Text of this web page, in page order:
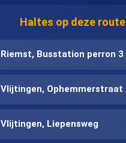
Haltes op deze route
Riemst, Busstation perron 3
Vlijtingen, Ophemmerstraat
Vlijtingen, Liepensweg